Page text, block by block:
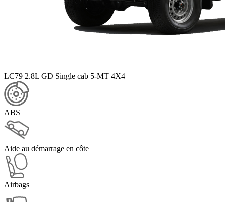
LC79 2.8L GD Single cab 5-MT 4X4
ABS
Aide au démarrage en côte
Airbags